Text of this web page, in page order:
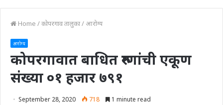
Home /कोपरगाव तालुका/ आरोग्य
आरोग्य
कोपरगावात बाधित रुग्णांची एकूण
संख्या ०१ हजार ७९१
September 28, 2020 718 1 minute read